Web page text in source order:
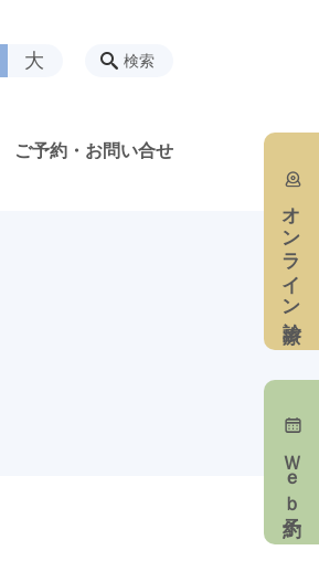
ご予約・お問い合せ
検索
大
オンライン診療
Ｗｅｂ予約